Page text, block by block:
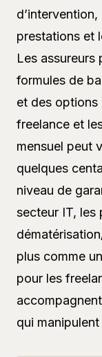
prestations et
Les assureurs
formules de
et des options
freelance et
mensuel peut
quelques
niveau de
secteur IT, les
plus comme
pour les
qui